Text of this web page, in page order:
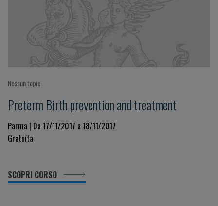
Nessun topic
Preterm Birth prevention and treatment
Parma | Da 17/11/2017 a 18/11/2017
Gratuita
SCOPRI CORSO